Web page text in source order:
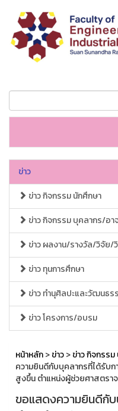
ข่าว
ข่าว กิจกรรม นักศึกษา
ข่าว กิจกรรม บุคลากร/อ
ข่าว ผลงาน/รางวัล/วิจัย/
ข่าว ทุนการศึกษา
ข่าว ทำนุศิลปะและวัฒนธร
ข่าว โครงการ/อบรม
หน้าหลัก>ข่าว>ข่าว กิจกรร
ความยินดีกับบุคลากรที่ได้รับก
สูงขึ้น ตำแหน่งผู้ช่วยศาสตรา
ขอแสดงความยินดีกั